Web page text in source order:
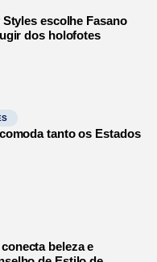
escolhe Fasano
dos holofotes
tanto os Estados
beleza e